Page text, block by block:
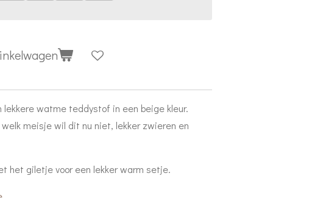
lekkere watme teddystof in een beige kleur.
meisje wil dit nu niet, lekker zwieren en
het giletje voor een lekker warm setje.